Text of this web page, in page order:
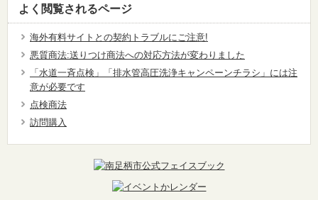
よく閲覧されるページ
海外有料サイトとの契約トラブルにご注意!
悪質商法:送りつけ商法への対応方法が変わりました
「水道一斉点検」「排水管高圧洗浄キャンペーンチラシ」には注
意が必要です
点検商法
訪問購入